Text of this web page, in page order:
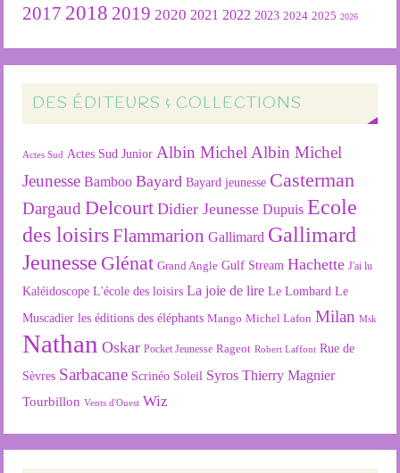
2017 2018 2019 2020 2021 2022 2023 2024 2025 2026
DES ÉDITEURS & COLLECTIONS
Actes Sud Actes Sud Junior Albin Michel Albin Michel
Jeunesse Bamboo Bayard Bayard jeunesse Casterman
Dargaud Delcourt Didier Jeunesse Dupuis Ecole
des loisirsFlammarion Gallimard Gallimard
Jeunesse Glénat Grand Angle Gulf Stream Hachette J'ai lu
Kaléidoscope L'école des loisirs La joie de lire Le Lombard Le
Muscadier les éditions des éléphants Mango Michel Lafon Milan Msk
Nathan Oskar Pocket Jeunesse Rageot Robert Laffont Rue de
Sèvres Sarbacane Scrinéo Soleil Syros Thierry Magnier
Tourbillon Vents d'Ouest Wiz